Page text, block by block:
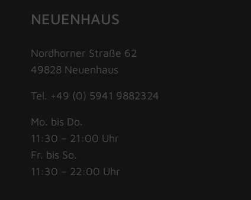
NEUENHAUS
Nordhorner Straße 62
49828 Neuenhaus
Tel. +49 (0) 5941 9882324
Mo. bis Do.
11:30 – 21:00 Uhr
Fr. bis So.
11:30 – 22:00 Uhr